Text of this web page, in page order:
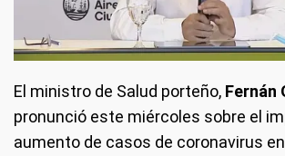
El ministro de Salud porteño, Fernán
pronunció este miércoles sobre el
aumento de casos de coronavirus